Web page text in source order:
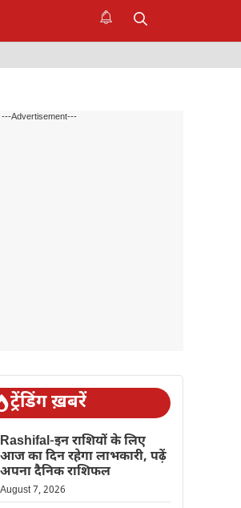
---Advertisement---
ट्रेंडिंग ख़बरें
Rashifal-इन राशियों के लिए
आज का दिन रहेगा लाभकारी, पढ़ें
अपना दैनिक राशिफल
August 7, 2026